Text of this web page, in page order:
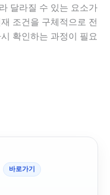
달라질 수 있는 요소가
조건을 구체적으로 전
확인하는 과정이 필요
바로가기